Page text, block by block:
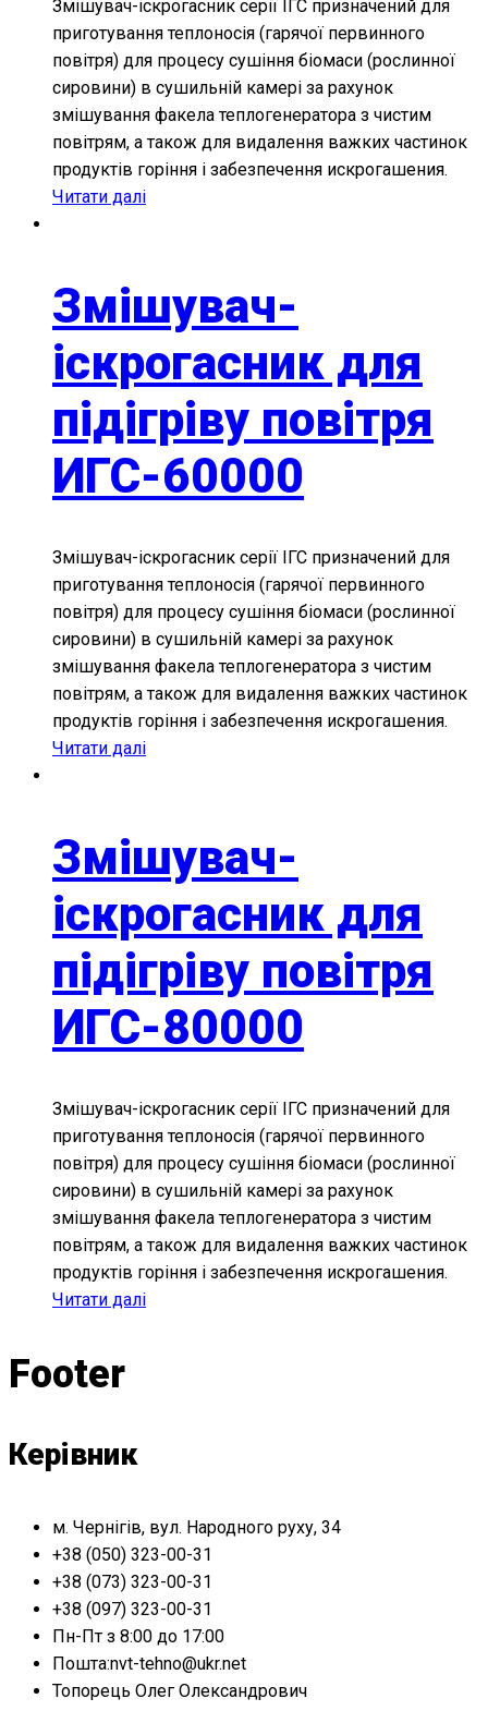
Змішувач-іскрогасник серії ІГС призначений для
приготування теплоносія (гарячої первинного
повітря) для процесу сушіння біомаси (рослинної
сировини) в сушильній камері за рахунок
змішування факела теплогенератора з чистим
повітрям, а також для видалення важких частинок
продуктів горіння і забезпечення искрогашения.
Читати далі
Змішувач-
іскрогасник для
підігріву повітря
ИГС-60000
Змішувач-іскрогасник серії ІГС призначений для
приготування теплоносія (гарячої первинного
повітря) для процесу сушіння біомаси (рослинної
сировини) в сушильній камері за рахунок
змішування факела теплогенератора з чистим
повітрям, а також для видалення важких частинок
продуктів горіння і забезпечення искрогашения.
Читати далі
Змішувач-
іскрогасник для
підігріву повітря
ИГС-80000
Змішувач-іскрогасник серії ІГС призначений для
приготування теплоносія (гарячої первинного
повітря) для процесу сушіння біомаси (рослинної
сировини) в сушильній камері за рахунок
змішування факела теплогенератора з чистим
повітрям, а також для видалення важких частинок
продуктів горіння і забезпечення искрогашения.
Читати далі
Footer
Керівник
м. Чернігів, вул. Народного руху, 34
+38 (050) 323-00-31
+38 (073) 323-00-31
+38 (097) 323-00-31
Пн-Пт з 8:00 до 17:00
Пошта:nvt-tehno@ukr.net
Топорець Олег Олександрович